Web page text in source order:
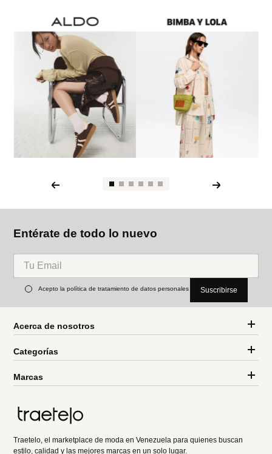
Entérate de todo lo nuevo
Acepto la política de tratamiento de datos personales Suscribirse
Acerca de nosotros
Categorías
Marcas
Traetelo, el marketplace de moda en Venezuela para quienes buscan
estilo, calidad y las mejores marcas en un solo lugar.